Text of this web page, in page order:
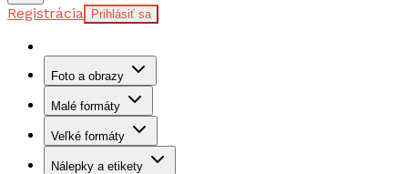
Registrácia Prihlásiť sa
Foto a obrazy
Malé formáty
Veľké formáty
Nálepky a etikety